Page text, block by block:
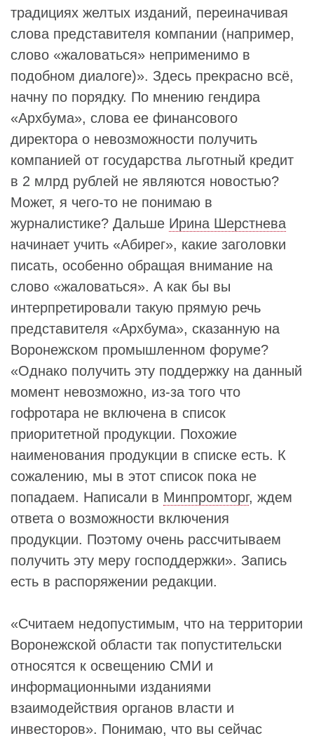
традициях желтых изданий, переиначивая
слова представителя компании (например,
слово «жаловаться» неприменимо в
подобном диалоге)». Здесь прекрасно всё,
начну по порядку. По мнению гендира
«Архбума», слова ее финансового
директора о невозможности получить
компанией от государства льготный кредит
в 2 млрд рублей не являются новостью?
Может, я чего-то не понимаю в
журналистике? Дальше Ирина Шерстнева
начинает учить «Абирег», какие заголовки
писать, особенно обращая внимание на
слово «жаловаться». А как бы вы
интерпретировали такую прямую речь
представителя «Архбума», сказанную на
Воронежском промышленном форуме?
«Однако получить эту поддержку на данный
момент невозможно, из-за того что
гофротара не включена в список
приоритетной продукции. Похожие
наименования продукции в списке есть. К
сожалению, мы в этот список пока не
попадаем. Написали в Минпромторг, ждем
ответа о возможности включения
продукции. Поэтому очень рассчитываем
получить эту меру господдержки». Запись
есть в распоряжении редакции.
«Считаем недопустимым, что на территории
Воронежской области так попустительски
относятся к освещению СМИ и
информационными изданиями
взаимодействия органов власти и
инвесторов». Понимаю, что вы сейчас